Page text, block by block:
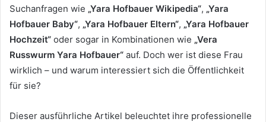
Suchanfragen wie „Yara Hofbauer Wikipedia“, „Yara
Hofbauer Baby“, „Yara Hofbauer Eltern“, „Yara Hofbauer
Hochzeit“ oder sogar in Kombinationen wie „Vera
Russwurm Yara Hofbauer“ auf. Doch wer ist diese Frau
wirklich – und warum interessiert sich die Öffentlichkeit
für sie?
Dieser ausführliche Artikel beleuchtet ihre professionelle